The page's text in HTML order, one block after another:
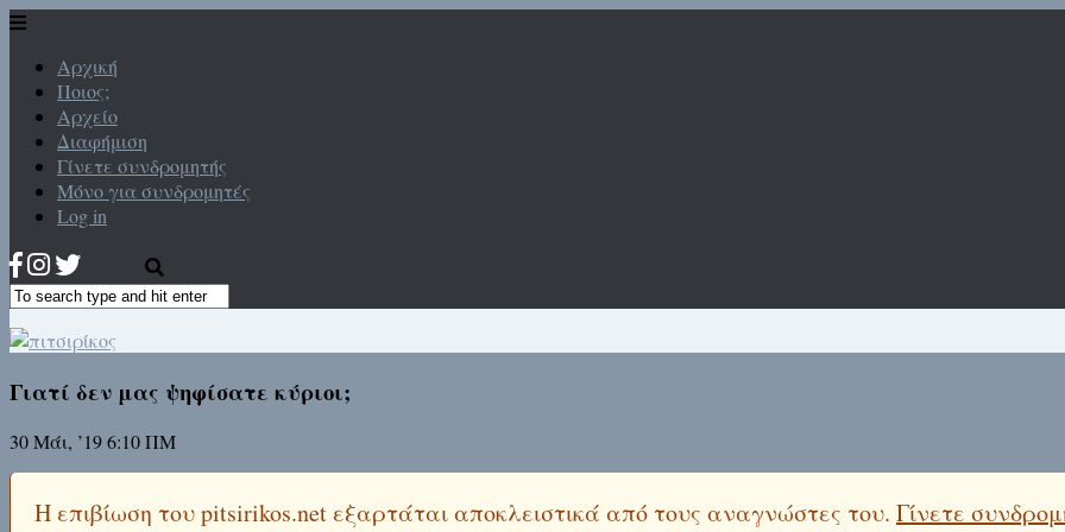
Αρχική
Ποιος;
Αρχείο
Διαφήμιση
Γίνετε συνδρομητής
Μόνο για συνδρομητές
Log in
Γιατί δεν μας ψηφίσατε κύριοι;
30 Μάι, ’19 6:10 ΠΜ
Η επιβίωση του pitsirikos.net εξαρτάται αποκλειστικά από τους αναγνώστες του. Γίνετε